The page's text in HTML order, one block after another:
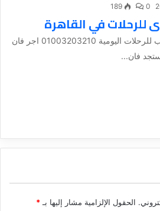
0
189
للرحلات في القاهرة
ايجار فان اتش وان 7 راكب للرحلات اليومية 01003203210 اجر فان
الحقول الإلزامية مشار إليها بـ *